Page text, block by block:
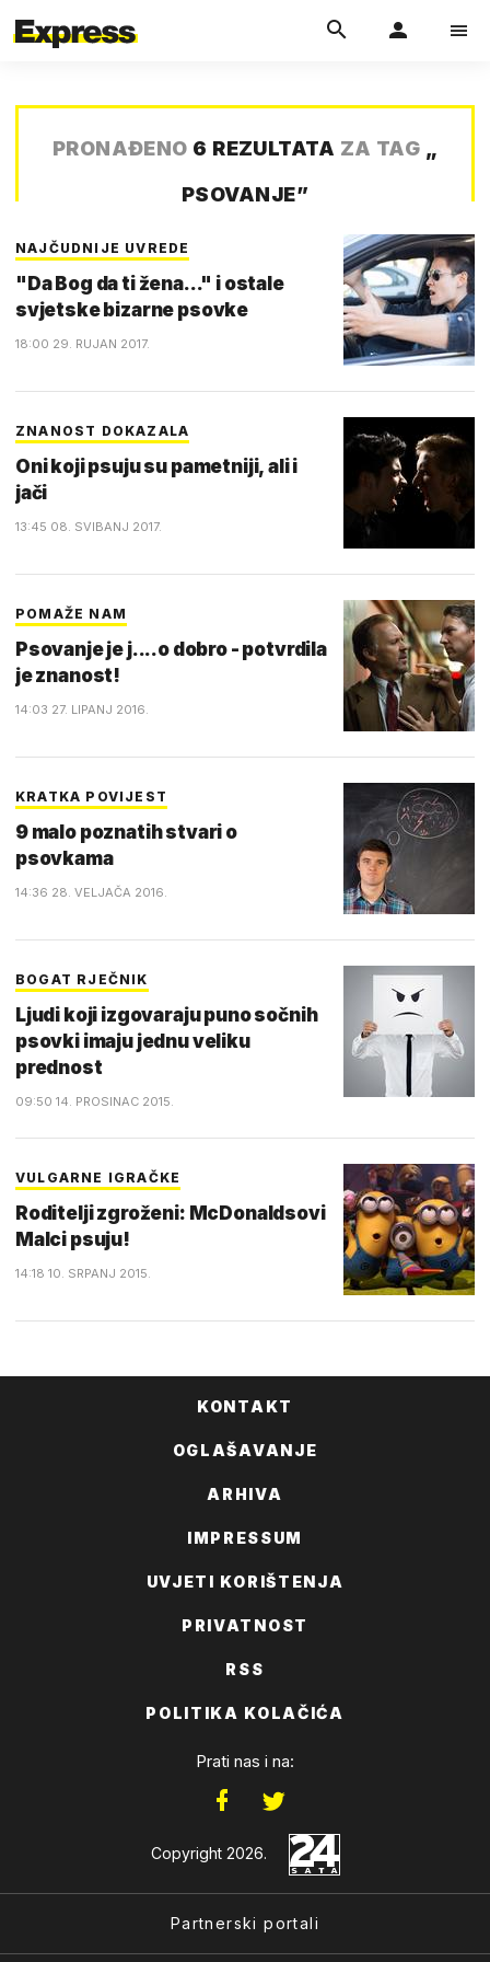
PRONAĐENO 6 REZULTATA ZA TAG „
PSOVANJE”
NAJČUDNIJE UVREDE
"Da Bog da ti žena..." i ostale
svjetske bizarne psovke
18:00 29. RUJAN 2017.
ZNANOST DOKAZALA
Oni koji psuju su pametniji, ali i
jači
13:45 08. SVIBANJ 2017.
POMAŽE NAM
Psovanje je j....o dobro - potvrdila
je znanost!
14:03 27. LIPANJ 2016.
KRATKA POVIJEST
9 malo poznatih stvari o
psovkama
14:36 28. VELJAČA 2016.
BOGAT RJEČNIK
Ljudi koji izgovaraju puno sočnih
psovki imaju jednu veliku
prednost
09:50 14. PROSINAC 2015.
VULGARNE IGRAČKE
Roditelji zgroženi: McDonaldsovi
Malci psuju!
14:18 10. SRPANJ 2015.
KONTAKT
OGLAŠAVANJE
ARHIVA
IMPRESSUM
UVJETI KORIŠTENJA
PRIVATNOST
RSS
POLITIKA KOLAČIĆA
Prati nas i na:
Copyright 2026.
Partnerski portali